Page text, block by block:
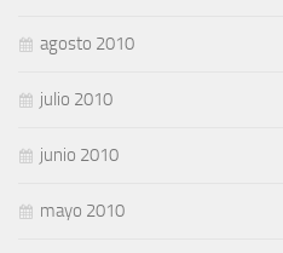
agosto 2010
julio 2010
junio 2010
mayo 2010